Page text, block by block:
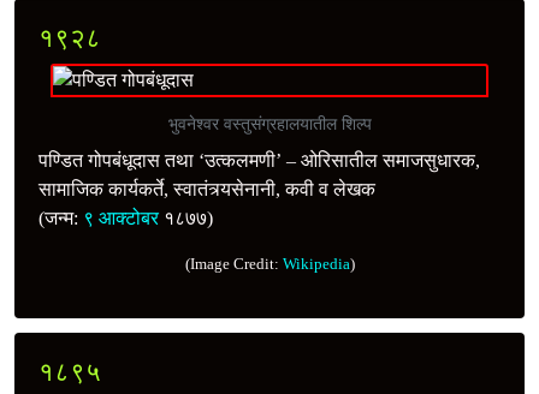
१९२८
भुवनेश्वर वस्तुसंग्रहालयातील शिल्प
पण्डित गोपबंधूदास तथा ‘उत्कलमणी’ – ओरिसातील समाजसुधारक,
सामाजिक कार्यकर्ते, स्वातंत्र्यसेनानी, कवी व लेखक
(जन्म: ९ आक्टोबर१८७७)
(Image Credit: Wikipedia)
१८९५